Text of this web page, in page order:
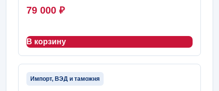
79 000 ₽
В корзину
Импорт, ВЭД и таможня